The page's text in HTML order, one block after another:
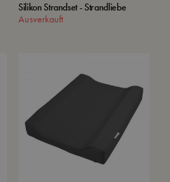
Silikon Strandset - Strandliebe
Ausverkauft